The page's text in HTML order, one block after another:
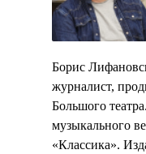
Борис
журналист,
Большого
музыкального
«Классика».